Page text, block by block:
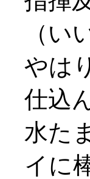
（い
やは
仕込
水た
イに